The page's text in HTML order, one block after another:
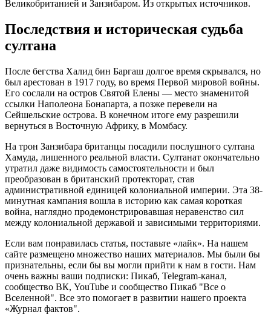
Великобританией и Занзибаром. Из открытых источников.
Последствия и историческая судьба
султана
После бегства Халид бин Баргаш долгое время скрывался, но
был арестован в 1917 году, во время Первой мировой войны.
Его сослали на остров Святой Елены — место знаменитой
ссылки Наполеона Бонапарта, а позже перевели на
Сейшельские острова. В конечном итоге ему разрешили
вернуться в Восточную Африку, в Момбасу.
На трон Занзибара британцы посадили послушного султана
Хамуда, лишенного реальной власти. Султанат окончательно
утратил даже видимость самостоятельности и был
преобразован в британский протекторат, став
административной единицей колониальной империи. Эта 38-
минутная кампания вошла в историю как самая короткая
война, наглядно продемонстрировавшая неравенство сил
между колониальной державой и зависимыми территориями.
Если вам понравилась статья, поставьте «лайк». На нашем
сайте размещено множество наших материалов. Мы были бы
признательны, если бы вы могли прийти к нам в гости. Нам
очень важны ваши подписки: Пикаб, Telegram-канал,
сообщество ВК, YouTube и сообщество Пикаб "Все о
Вселенной". Все это помогает в развитии нашего проекта
«Журнал фактов".